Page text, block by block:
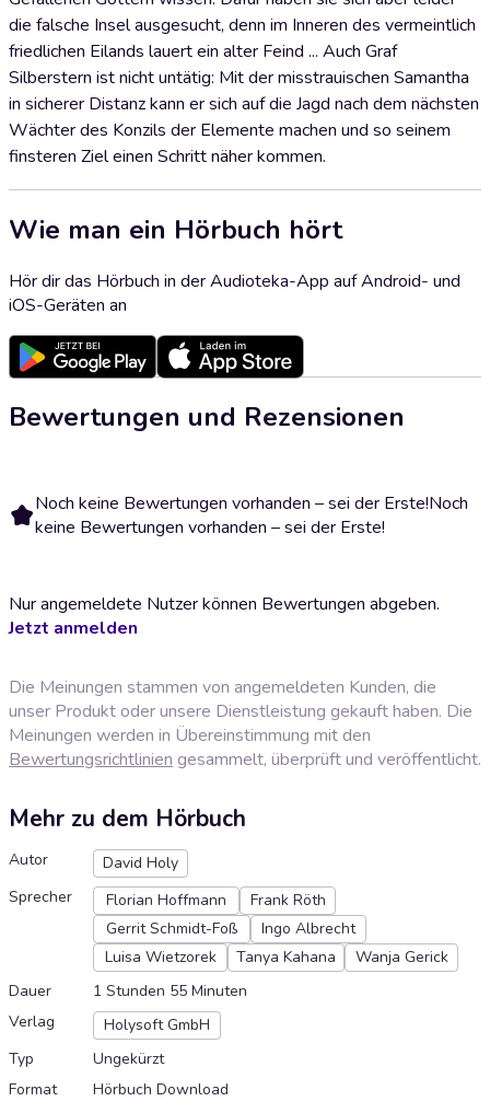
die falsche Insel ausgesucht, denn im Inneren des vermeintlich
friedlichen Eilands lauert ein alter Feind ... Auch Graf
Silberstern ist nicht untätig: Mit der misstrauischen Samantha
in sicherer Distanz kann er sich auf die Jagd nach dem nächsten
Wächter des Konzils der Elemente machen und so seinem
finsteren Ziel einen Schritt näher kommen.
Wie man ein Hörbuch hört
Hör dir das Hörbuch in der Audioteka-App auf Android- und
iOS-Geräten an
Bewertungen und Rezensionen
Noch keine Bewertungen vorhanden – sei der Erste!Noch
keine Bewertungen vorhanden – sei der Erste!
Nur angemeldete Nutzer können Bewertungen abgeben.
Jetzt anmelden
Die Meinungen stammen von angemeldeten Kunden, die
unser Produkt oder unsere Dienstleistung gekauft haben. Die
Meinungen werden in Übereinstimmung mit den
Bewertungsrichtlinien gesammelt, überprüft und veröffentlicht.
Mehr zu dem Hörbuch
Autor
David Holy
Sprecher
Florian Hoffmann
Frank Röth
Gerrit Schmidt-Foß
Ingo Albrecht
Luisa Wietzorek
Tanya Kahana
Wanja Gerick
Dauer
1 Stunden 55 Minuten
Verlag
Holysoft GmbH
Typ
Ungekürzt
Format
Hörbuch Download